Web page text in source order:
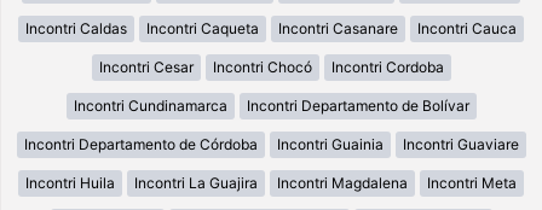
Incontri Caldas Incontri Caqueta Incontri Casanare Incontri Cauca
Incontri Cesar Incontri Chocó Incontri Cordoba
Incontri Cundinamarca Incontri Departamento de Bolívar
Incontri Departamento de Córdoba Incontri Guainia Incontri Guaviare
Incontri Huila Incontri La Guajira Incontri Magdalena Incontri Meta